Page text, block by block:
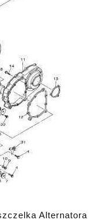
Alternatora